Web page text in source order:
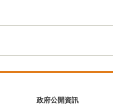
政府公開資訊